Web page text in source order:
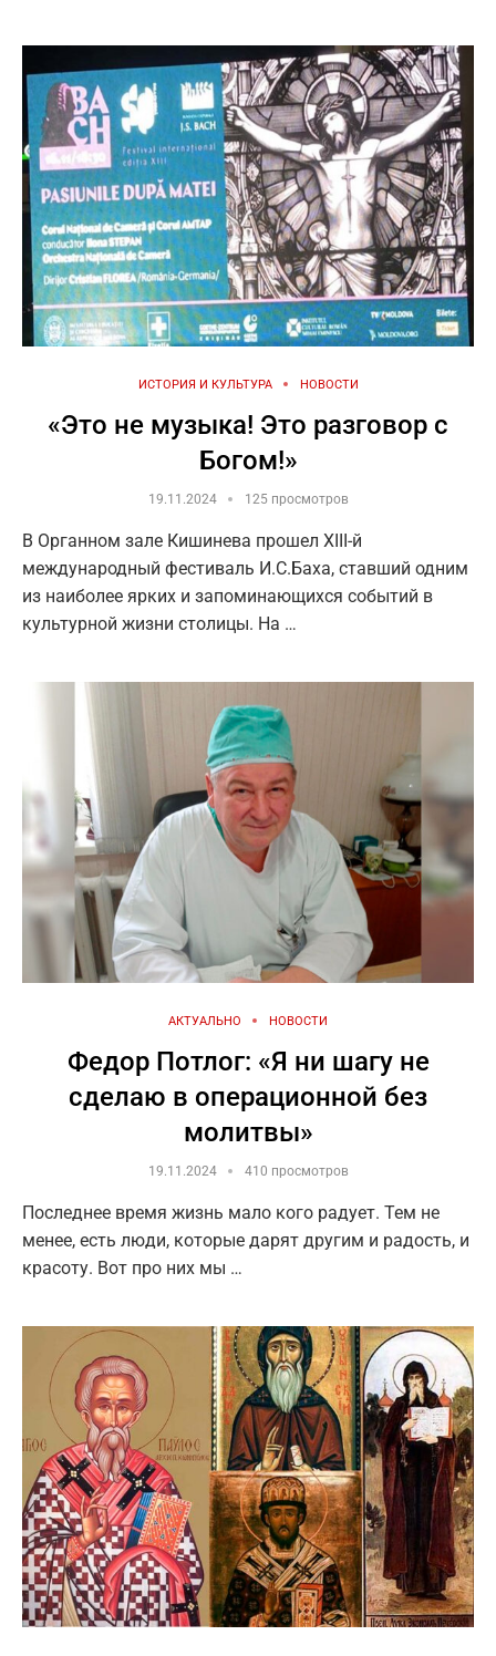
ИСТОРИЯ И КУЛЬТУРА НОВОСТИ
«Это не музыка! Это разговор с
Богом!»
19.11.2024 125 просмотров
В Органном зале Кишинева прошел XIII-й
международный фестиваль И.С.Баха, ставший одним
из наиболее ярких и запоминающихся событий в
культурной жизни столицы. На …
АКТУАЛЬНО НОВОСТИ
Федор Потлог: «Я ни шагу не
сделаю в операционной без
молитвы»
19.11.2024 410 просмотров
Последнее время жизнь мало кого радует. Тем не
менее, есть люди, которые дарят другим и радость, и
красоту. Вот про них мы …